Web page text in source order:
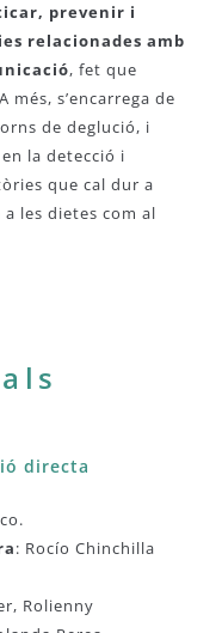
prevenir i
relacionades amb
, fet que
s’encarrega de
de deglució, i
la detecció i
que cal dur a
les dietes com al
directa
: Rocío Chinchilla
Rolienny